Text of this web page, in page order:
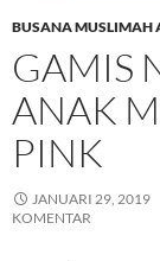
BUSANA MUSLIMAH
GAMIS
ANAK
PINK
JANUARI 29, 2019
KOMENTAR